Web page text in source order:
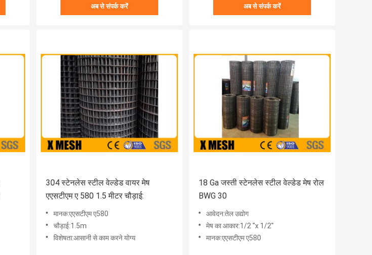
अब से संपर्क करें अब से संपर्क करें
304 स्टेनलेस स्टील वेल्डेड वायर मेष
एएसटीएम ए 580 1.5 मीटर चौड़ाई:
मानक:एएसटीएम ए580
चौड़ाई:1.5m
विशेषता:आसानी से काम करने योग्य
18 Ga जस्ती स्टेनलेस स्टील वेल्डेड मेष रोल
BWG 30
आवेदन:तेल उद्योग
मेष का आकार:1/2 ''x 1/2''
मानक:एएसटीएम ए580